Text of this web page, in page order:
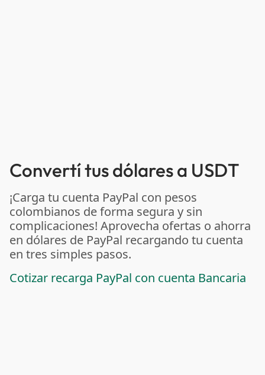
Convertí tus dólares a USDT
¡Carga tu cuenta PayPal con pesos
colombianos de forma segura y sin
complicaciones! Aprovecha ofertas o ahorra
en dólares de PayPal recargando tu cuenta
en tres simples pasos.
Cotizar recarga PayPal con cuenta Bancaria